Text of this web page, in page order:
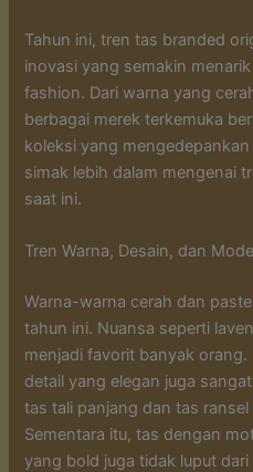
Tahun ini, tren tas branded
inovasi yang semakin
fashion. Dari warna yang
berbagai merek terkemuka
koleksi yang
simak lebih dalam mengenai
saat ini.
Tren Warna, Desain, dan
Warna-warna cerah dan
tahun ini. Nuansa seperti
menjadi favorit banyak
detail yang elegan juga
tas tali panjang dan tas
Sementara itu, tas dengan
yang bold juga tidak luput